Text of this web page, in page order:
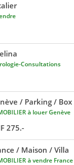
Consultations
/ Parking / Box
à louer Genève
275.-
/ Maison / Villa
à vendre France